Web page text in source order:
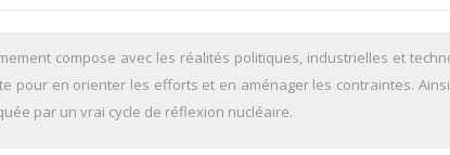
compose avec les réalités politiques, industrielles et
pour en orienter les efforts et en aménager les contraintes.
par un vrai cycle de réflexion nucléaire.